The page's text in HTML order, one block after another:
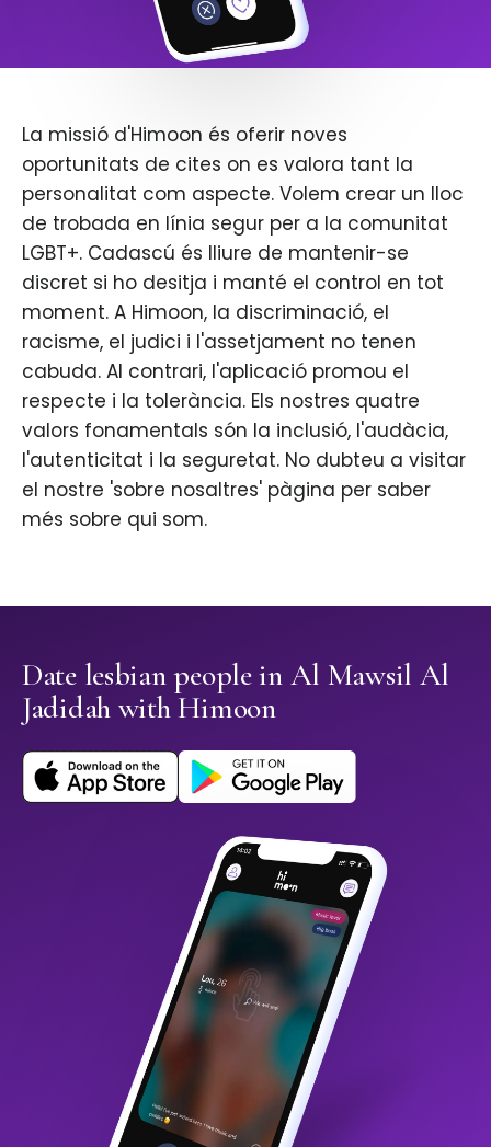
La missió d'Himoon és oferir noves
oportunitats de cites on es valora tant la
personalitat com aspecte. Volem crear un lloc
de trobada en línia segur per a la comunitat
LGBT+. Cadascú és lliure de mantenir-se
discret si ho desitja i manté el control en tot
moment. A Himoon, la discriminació, el
racisme, el judici i l'assetjament no tenen
cabuda. Al contrari, l'aplicació promou el
respecte i la tolerància. Els nostres quatre
valors fonamentals són la inclusió, l'audàcia,
l'autenticitat i la seguretat. No dubteu a visitar
el nostre 'sobre nosaltres' pàgina per saber
més sobre qui som.
Date lesbian people in Al Mawsil Al
Jadidah with Himoon